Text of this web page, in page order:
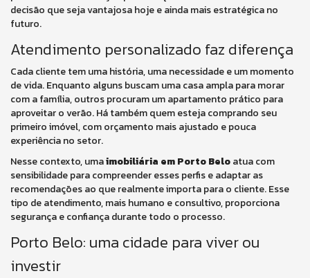
decisão que seja vantajosa hoje e ainda mais estratégica no
futuro.
Atendimento personalizado faz diferença
Cada cliente tem uma história, uma necessidade e um momento
de vida. Enquanto alguns buscam uma casa ampla para morar
com a família, outros procuram um apartamento prático para
aproveitar o verão. Há também quem esteja comprando seu
primeiro imóvel, com orçamento mais ajustado e pouca
experiência no setor.
Nesse contexto, umaimobiliária em Porto Beloatua com
sensibilidade para compreender esses perfis e adaptar as
recomendações ao que realmente importa para o cliente. Esse
tipo de atendimento, mais humano e consultivo, proporciona
segurança e confiança durante todo o processo.
Porto Belo: uma cidade para viver ou
investir